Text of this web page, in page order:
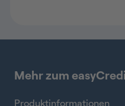
Mehr zum
Produktinformationen